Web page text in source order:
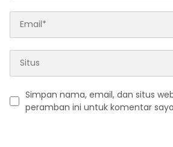
Simpan nama, email, dan situs
peramban ini untuk komentar